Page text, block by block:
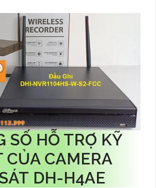
SỐ HỖ TRỢ KỸ
CỦA CAMERA
DH-H4AE